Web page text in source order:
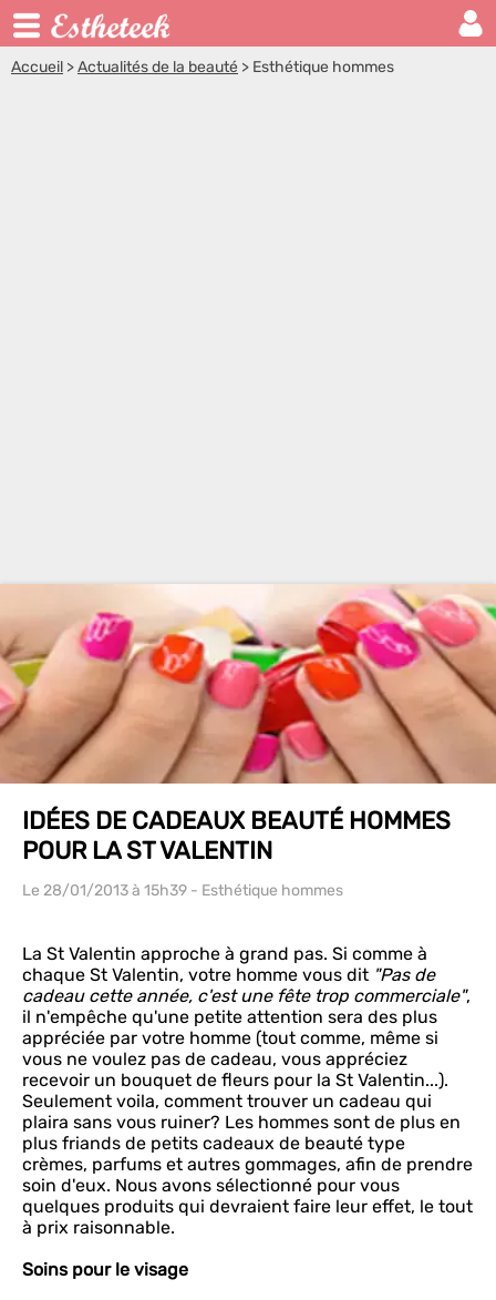
Accueil >Actualités de la beauté > Esthétique hommes
IDÉES DE CADEAUX BEAUTÉ HOMMES
POUR LA ST VALENTIN
Le 28/01/2013à 15h39 - Esthétique hommes
La St Valentin approche à grand pas. Si comme à
chaque St Valentin, votre homme vous dit "Pas de
cadeau cette année, c'est une fête trop commerciale",
il n'empêche qu'une petite attention sera des plus
appréciée par votre homme (tout comme, même si
vous ne voulez pas de cadeau, vous appréciez
recevoir un bouquet de fleurs pour la St Valentin...).
Seulement voila, comment trouver un cadeau qui
plaira sans vous ruiner? Les hommes sont de plus en
plus friands de petits cadeaux de beauté type
crèmes, parfums et autres gommages, afin de prendre
soin d'eux. Nous avons sélectionné pour vous
quelques produits qui devraient faire leur effet, le tout
à prix raisonnable.
Soins pour le visage